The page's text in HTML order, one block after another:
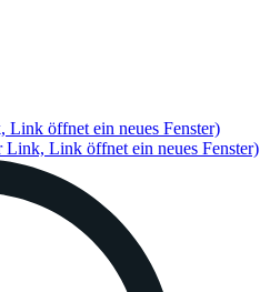
Link öffnet ein neues Fenster)
Link, Link öffnet ein neues Fenster)